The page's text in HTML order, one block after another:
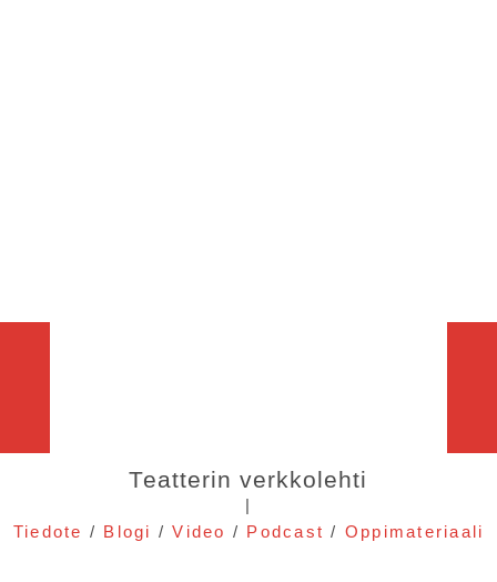
Teatterin verkkolehti
|
Tiedote / Blogi /Video / Podcast / Oppimateriaali